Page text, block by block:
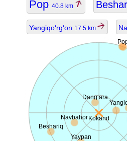
Pop 40.8 km
Yangiqo‘rg‘on 17.5 km
Kokand
Beshariq
Yaypan
Navbahor
Dang‘ara